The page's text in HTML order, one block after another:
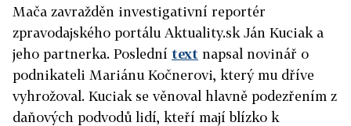
Mača zavražděn investigativní reportér
zpravodajského portálu Aktuality.sk Ján Kuciak a
jeho partnerka. Poslední text napsal novinář o
podnikateli Mariánu Kočnerovi, který mu dříve
vyhrožoval. Kuciak se věnoval hlavně podezřením z
daňových podvodů lidí, kteří mají blízko k